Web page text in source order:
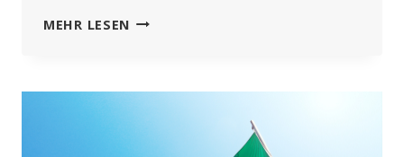
MEHR LESEN EXKLUSIV: